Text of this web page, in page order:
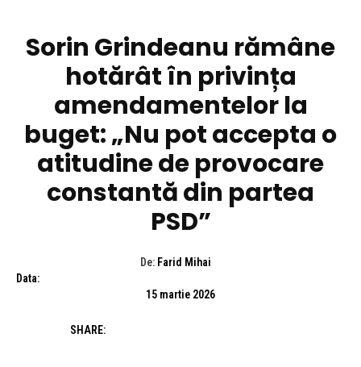
Sorin Grindeanu rămâne
hotărât în privința
amendamentelor la
buget: „Nu pot accepta o
atitudine de provocare
constantă din partea
PSD”
De: Farid Mihai
Data:
15 martie 2026
SHARE: